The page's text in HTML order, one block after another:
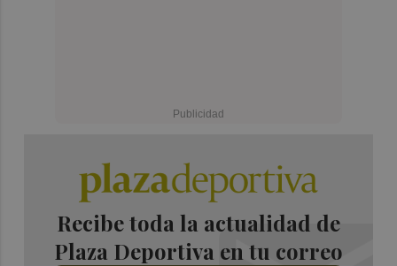
Recibe toda la actualidad de
Plaza Deportiva en tu correo